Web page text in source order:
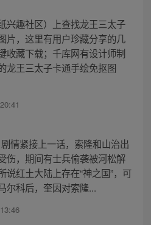
兴趣社区）上查找龙王三太子
片，这里有用户珍藏分享的几
收藏下载；千库网有设计师制
龙王三太子卡通手绘免抠图
情紧接上一话，索隆和山治出
伤，期间有士兵偷袭被河松解
说红土大陆上存在“神之国”，可
尔科后，奎因对索隆...